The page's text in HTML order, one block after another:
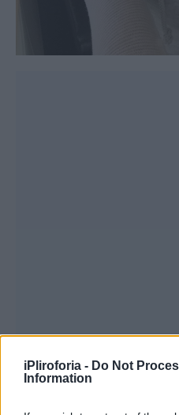
iPliroforia - Do Not
Information